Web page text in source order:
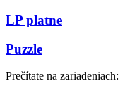
LP platne
Puzzle
Prečítate na zariadeniach: